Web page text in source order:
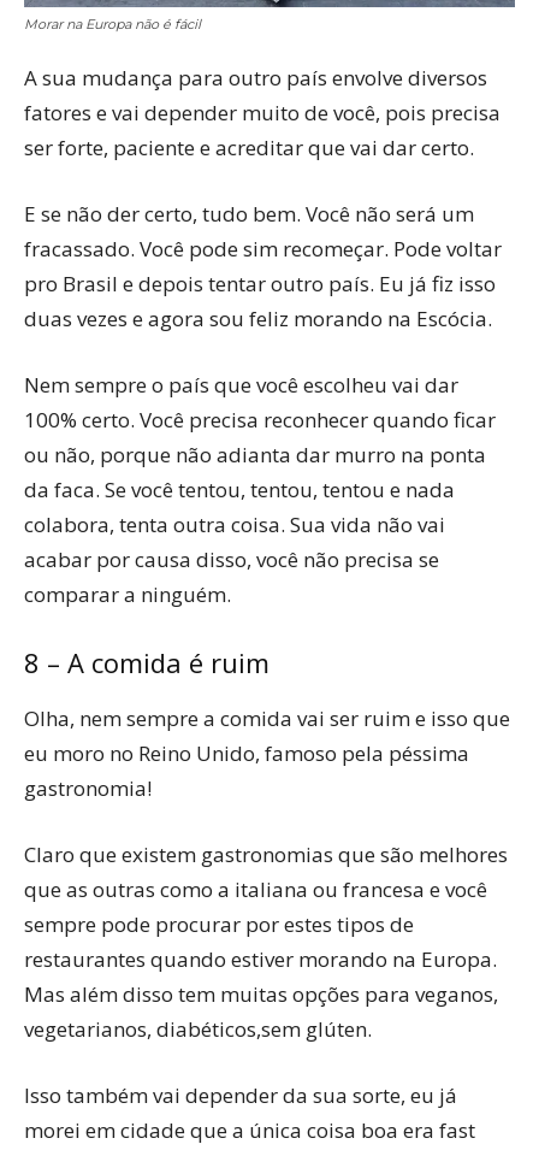
Morar na Europa não é fácil
A sua mudança para outro país envolve diversos
fatores e vai depender muito de você, pois precisa
ser forte, paciente e acreditar que vai dar certo.
E se não der certo, tudo bem. Você não será um
fracassado. Você pode sim recomeçar. Pode voltar
pro Brasil e depois tentar outro país. Eu já fiz isso
duas vezes e agora sou feliz morando na Escócia.
Nem sempre o país que você escolheu vai dar
100% certo. Você precisa reconhecer quando ficar
ou não, porque não adianta dar murro na ponta
da faca. Se você tentou, tentou, tentou e nada
colabora, tenta outra coisa. Sua vida não vai
acabar por causa disso, você não precisa se
comparar a ninguém.
8 – A comida é ruim
Olha, nem sempre a comida vai ser ruim e isso que
eu moro no Reino Unido, famoso pela péssima
gastronomia!
Claro que existem gastronomias que são melhores
que as outras como a italiana ou francesa e você
sempre pode procurar por estes tipos de
restaurantes quando estiver morando na Europa.
Mas além disso tem muitas opções para veganos,
vegetarianos, diabéticos,sem glúten.
Isso também vai depender da sua sorte, eu já
morei em cidade que a única coisa boa era fast